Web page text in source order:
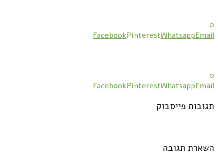
0
FacebookPinterestWhatsappEmail
0
FacebookPinterestWhatsappEmail
תגובות פייסבוק
השארת תגובה